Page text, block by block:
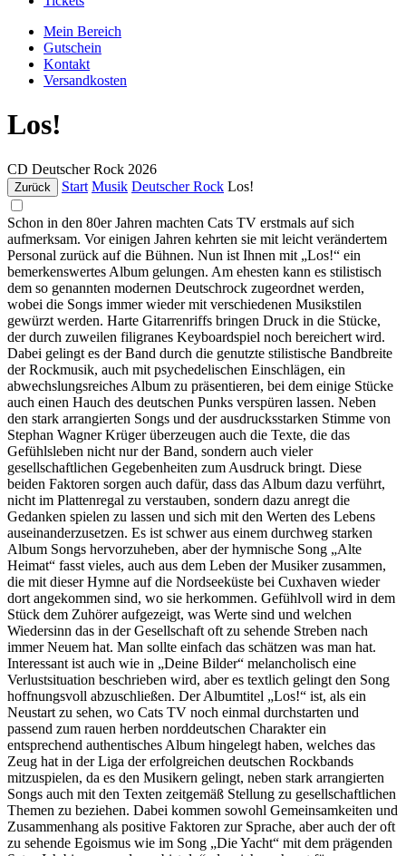
Mein Bereich
Gutschein
Kontakt
Versandkosten
Los!
CD Deutscher Rock 2026
Zurück Start Musik Deutscher Rock Los!
Schon in den 80er Jahren machten Cats TV erstmals auf sich
aufmerksam. Vor einigen Jahren kehrten sie mit leicht verändertem
Personal zurück auf die Bühnen. Nun ist Ihnen mit „Los!“ ein
bemerkenswertes Album gelungen. Am ehesten kann es stilistisch
dem so genannten modernen Deutschrock zugeordnet werden,
wobei die Songs immer wieder mit verschiedenen Musikstilen
gewürzt werden. Harte Gitarrenriffs bringen Druck in die Stücke,
der durch zuweilen filigranes Keyboardspiel noch bereichert wird.
Dabei gelingt es der Band durch die genutzte stilistische Bandbreite
der Rockmusik, auch mit psychedelischen Einschlägen, ein
abwechslungsreiches Album zu präsentieren, bei dem einige Stücke
auch einen Hauch des deutschen Punks verspüren lassen. Neben
den stark arrangierten Songs und der ausdrucksstarken Stimme von
Stephan Wagner Krüger überzeugen auch die Texte, die das
Gefühlsleben nicht nur der Band, sondern auch vieler
gesellschaftlichen Gegebenheiten zum Ausdruck bringt. Diese
beiden Faktoren sorgen auch dafür, dass das Album dazu verführt,
nicht im Plattenregal zu verstauben, sondern dazu anregt die
Gedanken spielen zu lassen und sich mit den Werten des Lebens
auseinanderzusetzen. Es ist schwer aus einem durchweg starken
Album Songs hervorzuheben, aber der hymnische Song „Alte
Heimat“ fasst vieles, auch aus dem Leben der Musiker zusammen,
die mit dieser Hymne auf die Nordseeküste bei Cuxhaven wieder
dort angekommen sind, wo sie herkommen. Gefühlvoll wird in dem
Stück dem Zuhörer aufgezeigt, was Werte sind und welchen
Wiedersinn das in der Gesellschaft oft zu sehende Streben nach
immer Neuem hat. Man sollte einfach das schätzen was man hat.
Interessant ist auch wie in „Deine Bilder“ melancholisch eine
Verlustsituation beschrieben wird, aber es textlich gelingt den Song
hoffnungsvoll abzuschließen. Der Albumtitel „Los!“ ist, als ein
Neustart zu sehen, wo Cats TV noch einmal durchstarten und
passend zum rauen herben norddeutschen Charakter ein
entsprechend authentisches Album hingelegt haben, welches das
Zeug hat in der Liga der erfolgreichen deutschen Rockbands
mitzuspielen, da es den Musikern gelingt, neben stark arrangierten
Songs auch mit den Texten zeitgemäß Stellung zu gesellschaftlichen
Themen zu beziehen. Dabei kommen sowohl Gemeinsamkeiten und
Zusammenhang als positive Faktoren zur Sprache, aber auch der oft
zu sehende Egoismus wie im Song „Die Yacht“ mit dem prägenden